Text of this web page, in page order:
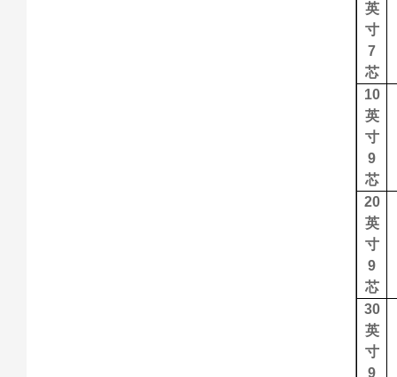
英
寸
7
芯
10
英
寸
9
芯
20
英
寸
9
芯
30
英
寸
9